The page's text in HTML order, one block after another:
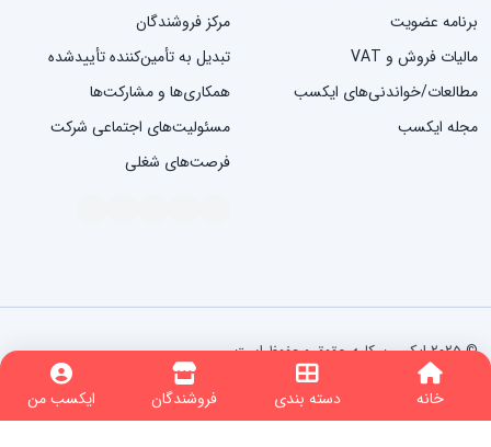
برنامه عضویت
مالیات فروش و VAT
مطالعات/خواندنی‌های ایکسب
مجله ایکسب
مرکز فروشندگان
تبدیل به تأمین‌کننده تأییدشده
همکاری‌ها و مشارکت‌ها
مسئولیت‌های اجتماعی شرکت
فرصت‌های شغلی
© ۲۰۲۵ ایکسب. کلیه حقوق محفوظ است.
شرایط استفاده سیاست حفظ حریم خصوصی تبلیغات مبتنی بر علایق
Powered by nopCommerce
خانه دسته بندی فروشندگان ایکسب من